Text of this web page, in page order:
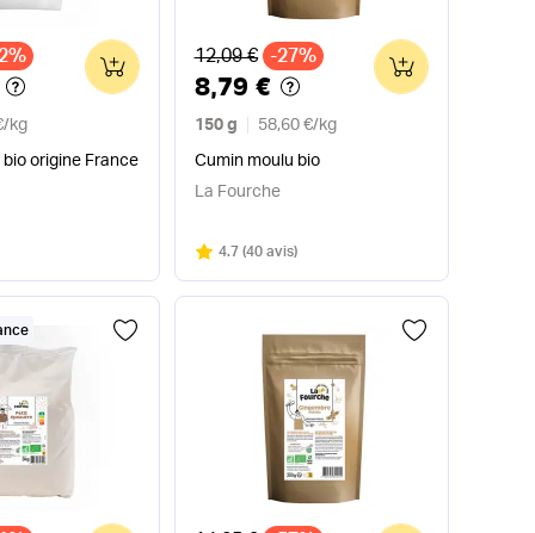
/kg
bio origine France
0 Ancien prix
12,09 € -27%
8,79 €
150 g 58,60 €/kg
Cumin moulu bio
0
La Fourche
Note
4.7 sur 5
(40 avis)